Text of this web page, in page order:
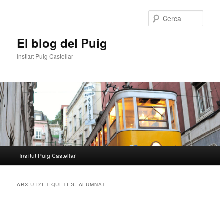
El blog del Puig
Institut Puig Castellar
principal
Institut Puig Castellar
ARXIU D'ETIQUETES:ALUMNAT